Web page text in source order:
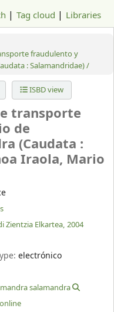
Tag cloud Libraries
fraudulento y
: Salamandridae) /
ISBD view
transporte
de
(Caudata :
Iraola, Mario
Zientzia Elkartea, 2004
electrónico
salamandra